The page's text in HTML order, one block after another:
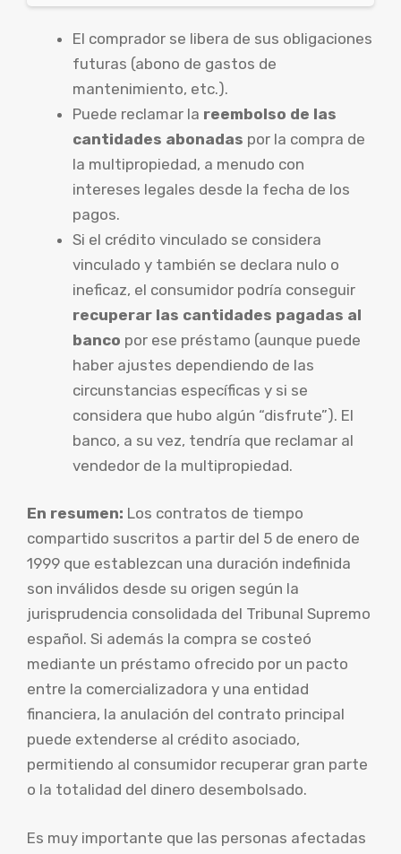
El comprador se libera de sus obligaciones
futuras (abono de gastos de
mantenimiento, etc.).
Puede reclamar la reembolso de las
cantidades abonadas por la compra de
la multipropiedad, a menudo con
intereses legales desde la fecha de los
pagos.
Si el crédito vinculado se considera
vinculado y también se declara nulo o
ineficaz, el consumidor podría conseguir
recuperar las cantidades pagadas al
banco por ese préstamo (aunque puede
haber ajustes dependiendo de las
circunstancias específicas y si se
considera que hubo algún “disfrute”). El
banco, a su vez, tendría que reclamar al
vendedor de la multipropiedad.
En resumen: Los contratos de tiempo
compartido suscritos a partir del 5 de enero de
1999 que establezcan una duración indefinida
son inválidos desde su origen según la
jurisprudencia consolidada del Tribunal Supremo
español. Si además la compra se costeó
mediante un préstamo ofrecido por un pacto
entre la comercializadora y una entidad
financiera, la anulación del contrato principal
puede extenderse al crédito asociado,
permitiendo al consumidor recuperar gran parte
o la totalidad del dinero desembolsado.
Es muy importante que las personas afectadas